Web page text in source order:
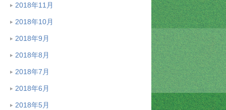
2018年11月
2018年10月
2018年9月
2018年8月
2018年7月
2018年6月
2018年5月